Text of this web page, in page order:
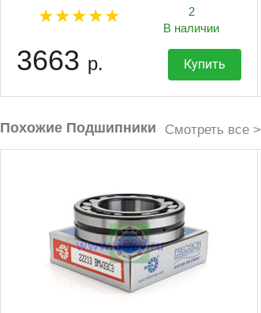
2
В наличии
3663 р. Купить
Похожие Подшипники Смотреть все >